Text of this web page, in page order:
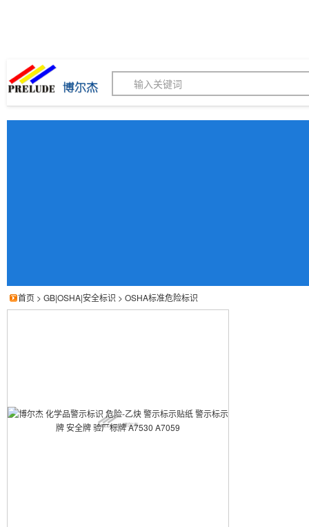
博尔杰PTS - 工业标识解
首页 > GB|OSHA|安全标识 > OSHA标准危险标识
博尔杰 化学品警示标识